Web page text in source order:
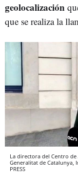
geolocalización
que se realiza la
La directora del Centro de
Generalitat de Catalunya,
PRESS